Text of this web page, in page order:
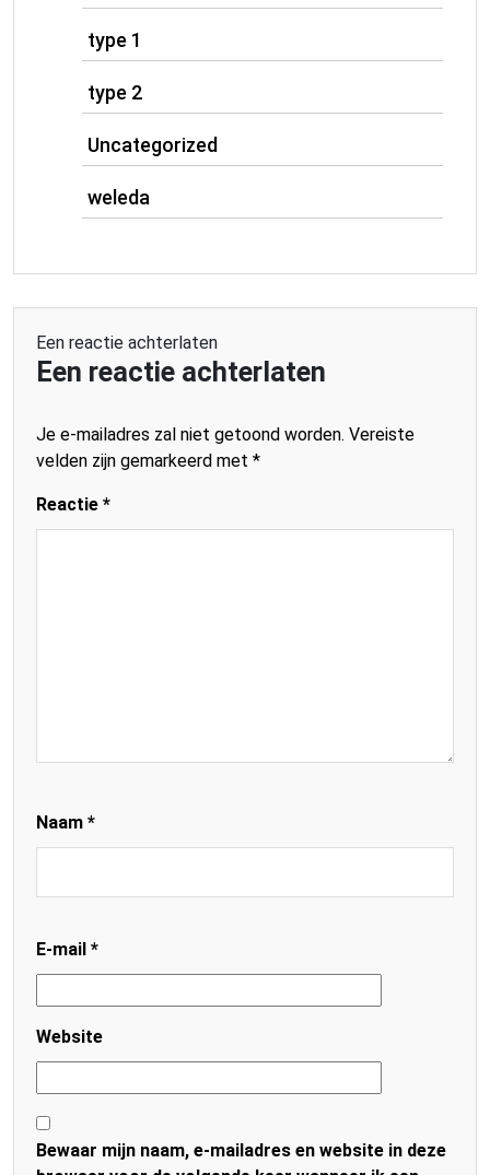
type 1
type 2
Uncategorized
weleda
Een reactie achterlaten
Een reactie achterlaten
Je e-mailadres zal niet getoond worden. Vereiste
velden zijn gemarkeerd met *
Reactie *
Naam *
E-mail *
Website
Bewaar mijn naam, e-mailadres en website in deze